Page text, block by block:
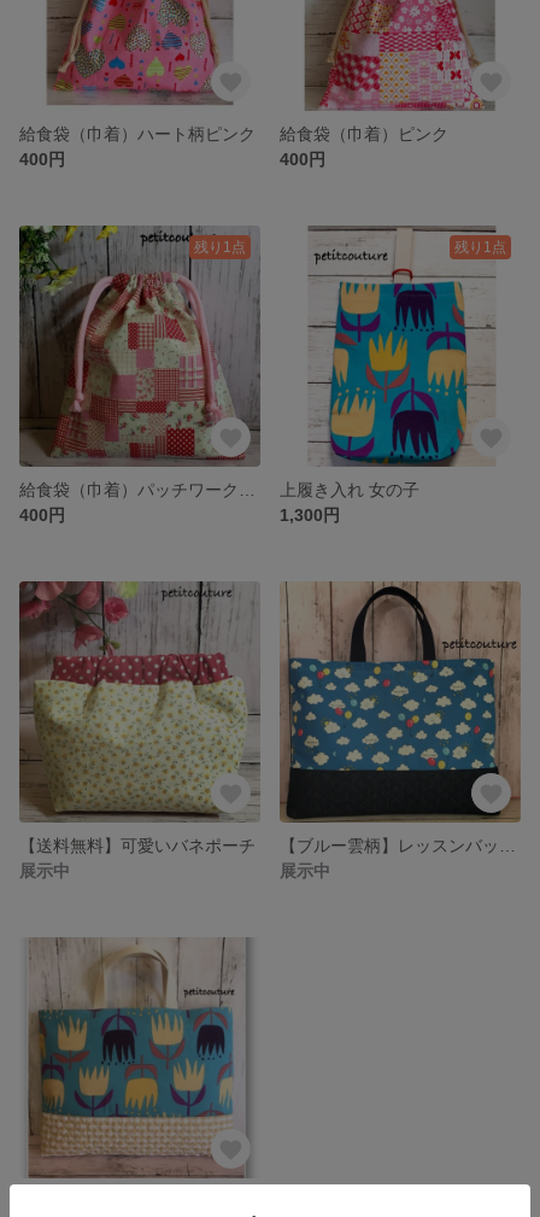
給食袋（巾着）ハート柄ピンク
400円
給食袋（巾着）ピンク
400円
残り1点
400円
残り1点
上履き入れ 女の子
1,300円
【送料無料】可愛いバネポーチ
展示中
展示中